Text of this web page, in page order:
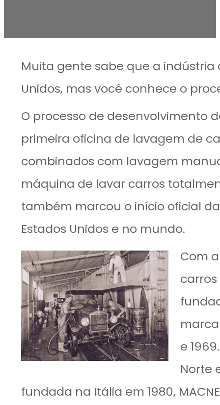
Muita gente sabe que a
Unidos, mas você conhece o
O processo de desenvolvimento
primeira oficina de lavagem de
combinados com lavagem
máquina de lavar carros
também marcou o início oficial
Estados Unidos e no mundo.
Com
carros
e
Norte
fundada na Itália em 1980,